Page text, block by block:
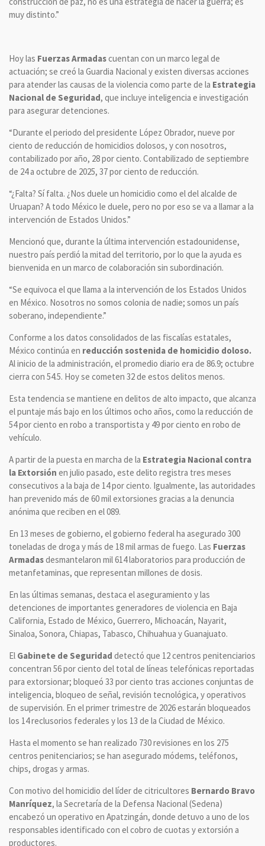
muy distinto.”
Hoy las Fuerzas Armadascuentan con un marco legal de
actuación; se creó la Guardia Nacional y existen diversas acciones
para atender las causas de la violencia como parte de la Estrategia
Nacional de Seguridad, que incluye inteligencia e investigación
para asegurar detenciones.
“Durante el periodo del presidente López Obrador, nueve por
ciento de reducción de homicidios dolosos, y con nosotros,
contabilizado por año, 28 por ciento. Contabilizado de septiembre
de 24 a octubre de 2025, 37 por ciento de reducción.
“¿Falta? Sí falta. ¿Nos duele un homicidio como el del alcalde de
Uruapan? A todo México le duele, pero no por eso se va a llamar a la
intervención de Estados Unidos.”
Mencionó que, durante la última intervención estadounidense,
nuestro país perdió la mitad del territorio, por lo que la ayuda es
bienvenida en un marco de colaboración sin subordinación.
“Se equivoca el que llama a la intervención de los Estados Unidos
en México. Nosotros no somos colonia de nadie; somos un país
soberano, independiente.”
Conforme a los datos consolidados de las fiscalías estatales,
México continúa en reducción sostenida de homicidio doloso.
Al inicio de la administración, el promedio diario era de 86.9; octubre
cierra con 54.5. Hoy se cometen 32 de estos delitos menos.
Esta tendencia se mantiene en delitos de alto impacto, que alcanza
el puntaje más bajo en los últimos ocho años, como la reducción de
54 por ciento en robo a transportista y 49 por ciento en robo de
vehículo.
A partir de la puesta en marcha de la Estrategia Nacional contra
la Extorsión en julio pasado, este delito registra tres meses
consecutivos a la baja de 14 por ciento. Igualmente, las autoridades
han prevenido más de 60 mil extorsiones gracias a la denuncia
anónima que reciben en el 089.
En 13 meses de gobierno, el gobierno federal ha asegurado 300
toneladas de droga y más de 18 mil armas de fuego. Las Fuerzas
Armadasdesmantelaron mil 614 laboratorios para producción de
metanfetaminas, que representan millones de dosis.
En las últimas semanas, destaca el aseguramiento y las
detenciones de importantes generadores de violencia en Baja
California, Estado de México, Guerrero, Michoacán, Nayarit,
Sinaloa, Sonora, Chiapas, Tabasco, Chihuahua y Guanajuato.
El Gabinete de Seguridad detectó que 12 centros penitenciarios
concentran 56 por ciento del total de líneas telefónicas reportadas
para extorsionar; bloqueó 33 por ciento tras acciones conjuntas de
inteligencia, bloqueo de señal, revisión tecnológica, y operativos
de supervisión. En el primer trimestre de 2026 estarán bloqueados
los 14 reclusorios federales y los 13 de la Ciudad de México.
Hasta el momento se han realizado 730 revisiones en los 275
centros penitenciarios; se han asegurado módems, teléfonos,
chips, drogas y armas.
Con motivo del homicidio del líder de citricultores Bernardo Bravo
Manríquez, la Secretaría de la Defensa Nacional (Sedena)
encabezó un operativo en Apatzingán, donde detuvo a uno de los
responsables identificado con el cobro de cuotas y extorsión a
productores.